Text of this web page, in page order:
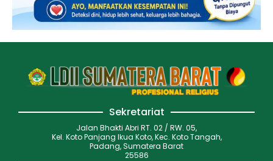
Sekretariat
Jalan Bhakti Abri RT. 02 / RW. 05,
Kel. Koto Panjang Ikua Koto, Kec. Koto Tangah,
Padang, Sumatera Barat
25586